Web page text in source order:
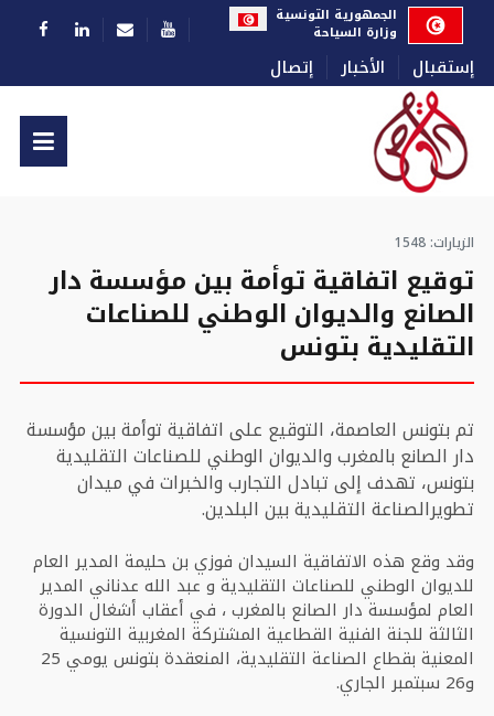
إستقبال الأخبار إتصال
اختر لغتكالجمهورية التونسية
وزارة السياحة
الزيارات: 1548
توقيع اتفاقية توأمة بين مؤسسة دار
الصانع والديوان الوطني للصناعات
التقليدية بتونس
تم بتونس العاصمة، التوقيع على اتفاقية توأمة بين مؤسسة
دار الصانع بالمغرب والديوان الوطني للصناعات التقليدية
بتونس، تهدف إلى تبادل التجارب والخبرات في ميدان
تطويرالصناعة التقليدية بين البلدين.
وقد وقع هذه الاتفاقية السيدان فوزي بن حليمة المدير العام
للديوان الوطني للصناعات التقليدية و عبد الله عدناني المدير
العام لمؤسسة دار الصانع بالمغرب ، في أعقاب أشغال الدورة
الثالثة للجنة الفنية القطاعية المشتركة المغربية التونسية
المعنية بقطاع الصناعة التقليدية، المنعقدة بتونس يومي 25
و26 سبتمبر الجاري.